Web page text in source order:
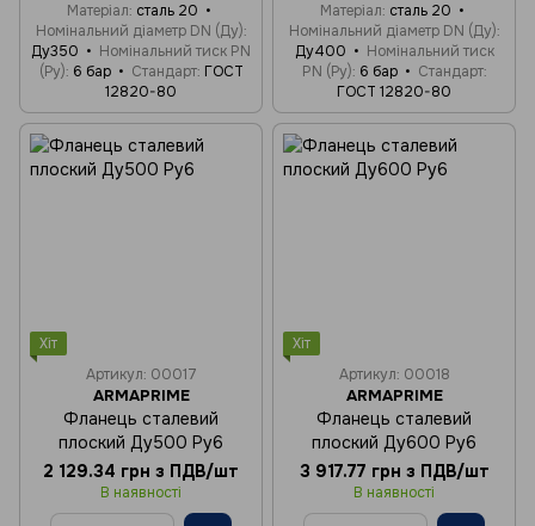
Матеріал сталь 20
Номінальний діаметр DN (Ду)
Ду350
Номінальний тиск PN
(Ру) 6 бар Стандарт ГОСТ
12820-80
Матеріал сталь 20
Номінальний діаметр DN (Ду)
Ду400
Номінальний тиск
PN (Ру) 6 бар
Стандарт
ГОСТ 12820-80
Хіт
Артикул: 00017
ARMAPRIME
Фланець сталевий
плоский Ду500 Ру6
2 129.34 грн з ПДВ/шт
В наявності
Хіт
Артикул: 00018
ARMAPRIME
Фланець сталевий
плоский Ду600 Ру6
3 917.77 грн з ПДВ/шт
В наявності